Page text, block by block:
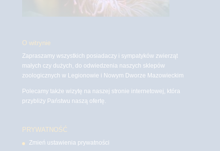
O witrynie
Zapraszamy wszystkich posiadaczy i sympatyków zwierząt
małych czy dużych, do odwiedzenia naszych sklepów
zoologicznych w Legionowie i Nowym Dworze Mazowieckim
Polecamy także wizytę na naszej stronie internetowej, która
przybliży Państwu naszą ofertę.
PRYWATNOŚĆ
Zmień ustawienia prywatności